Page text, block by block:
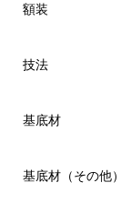
額装
技法
基底材
基底材（その他）